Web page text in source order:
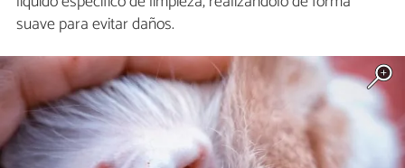
suave para evitar daños.